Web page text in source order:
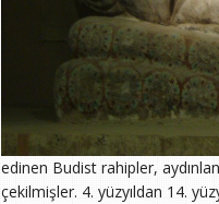
edinen Budist rahipler,
çekilmişler. 4. yüzyıldan 14.